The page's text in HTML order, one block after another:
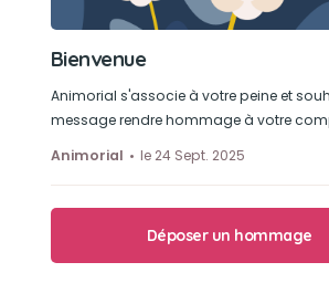
Bienvenue
Animorial s'associe à votre peine et
message rendre hommage à votre
Animorial
le 24 Sept. 2025
Déposer un hommage